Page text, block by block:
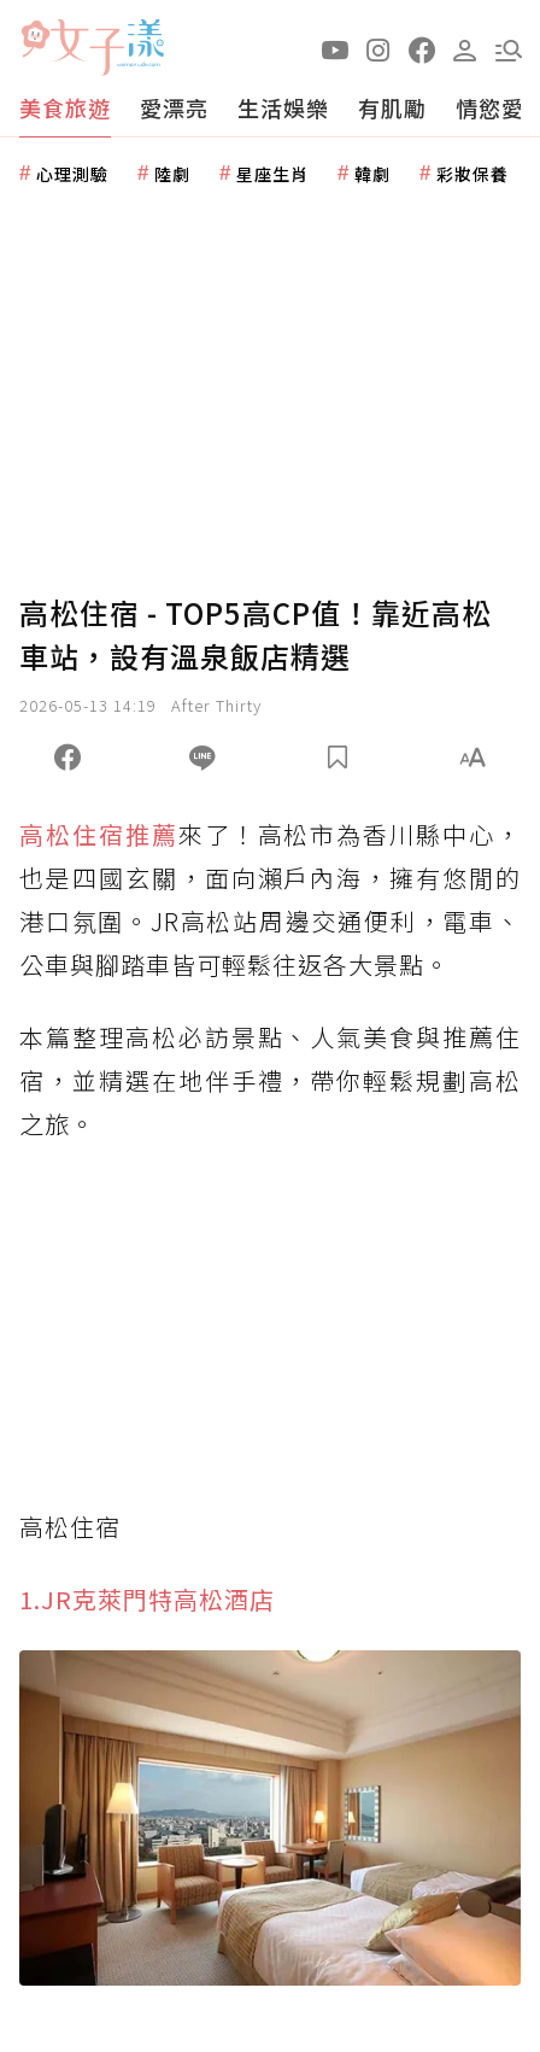
美食旅遊 愛漂亮 生活娛樂 有肌勵 情慾愛
心理測驗 陸劇 星座生肖 韓劇 彩妝保養
高松住宿 - TOP5高CP值！靠近高松
車站，設有溫泉飯店精選
2026-05-13 14:19 After Thirty
高松住宿推薦來了！高松市為香川縣中心，
也是四國玄關，面向瀨戶內海，擁有悠閒的
港口氛圍。JR高松站周邊交通便利，電車、
公車與腳踏車皆可輕鬆往返各大景點。
本篇整理高松必訪景點、人氣美食與推薦住
宿，並精選在地伴手禮，帶你輕鬆規劃高松
之旅。
高松住宿
1.JR克萊門特高松酒店